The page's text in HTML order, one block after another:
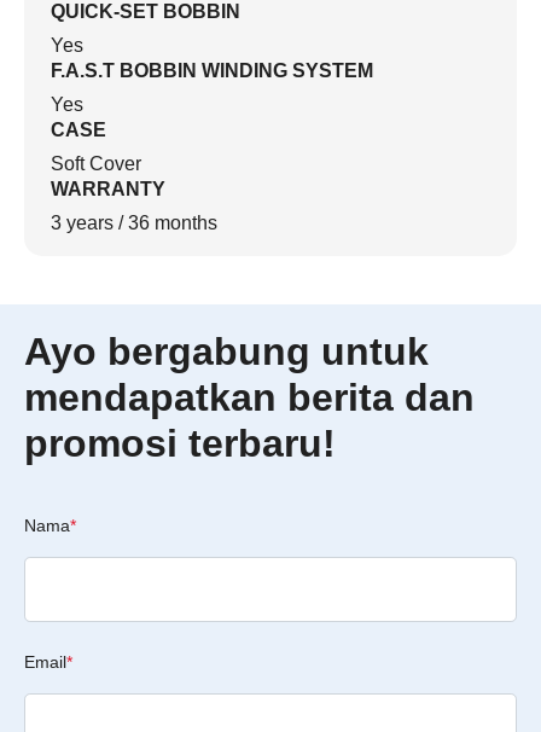
QUICK-SET BOBBIN
Yes
F.A.S.T BOBBIN WINDING SYSTEM
Yes
CASE
Soft Cover
WARRANTY
3 years / 36 months
Ayo bergabung untuk
mendapatkan berita dan
promosi terbaru!
Nama*
Email*